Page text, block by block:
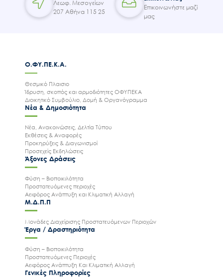
Λεωφ. Μεσογείων
207 Αθήνα 115 25
Επικοινωνήστε μαζί
μας
Ο.ΦΥ.ΠΕ.Κ.Α.
Θεσμικό Πλαισιο
Ίδρυση, σκοπός και αρμοδιότητες ΟΦΥΠΕΚΑ
Διοικητικό Συμβούλιο, Δομή & Οργανόγραμμα
Νέα & Δημοσιότητα
Νέα, Ανακοινώσεις, Δελτία Τύπου
Εκθέσεις & Αναφορές
Προκηρύξεις & Διαγωνισμοί
Προσεχείς Εκδηλώσεις
Άξονες Δράσεις
Φύση – Βιοποικιλότητα
Προστατευόμενες περιοχές
Αειφόρος Ανάπτυξη και Κλιματική Αλλαγή
Μ.Δ.Π.Π
Μονάδες Διαχείρισης Προστατευόμενων Περιοχών
Έργα / Δραστηριότητα
Φύση – Βιοποικιλότητα
Προστατευόμενες Περιοχές
Αειφόρος Ανάπτυξη Και Κλιματική Αλλαγή
Γενικές Πληροφορίες